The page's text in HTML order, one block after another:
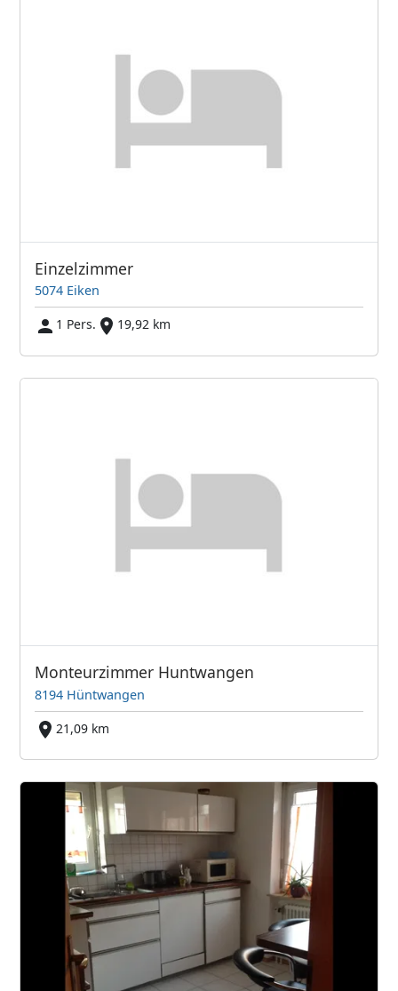
Einzelzimmer
5074 Eiken
1 Pers.
19,92 km
Monteurzimmer Huntwangen
8194 Hüntwangen
21,09 km